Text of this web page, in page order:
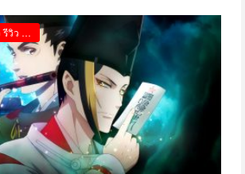
Onmyoji องเมียวจิ รีวิว Netflix